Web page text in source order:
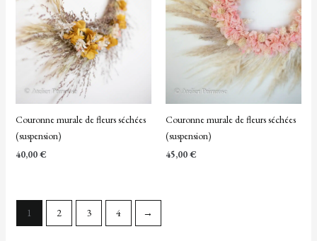
Couronne murale de fleurs séchées
(suspension)
40,00€
Couronne murale de fleurs séchées
(suspension)
45,00€
1 2 3 4 →